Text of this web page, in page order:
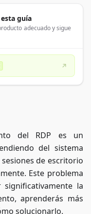
guía
adecuado y sigue
del RDP es un
del sistema
de escritorio
Este problema
la
aprenderás más
solucionarlo.